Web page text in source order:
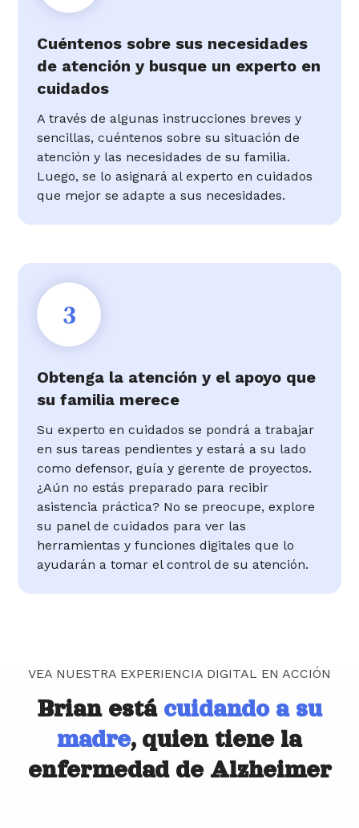
Cuéntenos sobre sus necesidades
de atención y busque un experto en
cuidados
A través de algunas instrucciones breves y
sencillas, cuéntenos sobre su situación de
atención y las necesidades de su familia.
Luego, se lo asignará al experto en cuidados
que mejor se adapte a sus necesidades.
3
Obtenga la atención y el apoyo que
su familia merece
Su experto en cuidados se pondrá a trabajar
en sus tareas pendientes y estará a su lado
como defensor, guía y gerente de proyectos.
¿Aún no estás preparado para recibir
asistencia práctica? No se preocupe, explore
su panel de cuidados para ver las
herramientas y funciones digitales que lo
ayudarán a tomar el control de su atención.
VEA NUESTRA EXPERIENCIA DIGITAL EN ACCIÓN
Brian está cuidando a su
madre, quien tiene la
enfermedad de Alzheimer